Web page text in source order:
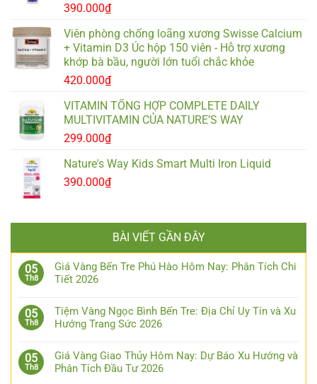
390.000₫
Viên phòng chống loãng xương Swisse Calcium
+ Vitamin D3 Úc hộp 150 viên - Hỗ trợ xương
khớp bà bầu, người lớn tuổi chắc khỏe
420.000₫
VITAMIN TỔNG HỢP COMPLETE DAILY
MULTIVITAMIN CỦA NATURE’S WAY
299.000₫
Nature's Way Kids Smart Multi Iron Liquid
390.000₫
BÀI VIẾT GẦN ĐÂY
05
Th8
Giá Vàng Bến Tre Phú Hào Hôm Nay: Phân Tích Chi
Tiết 2026
05
Th8
Tiệm Vàng Ngọc Bình Bến Tre: Địa Chỉ Uy Tín và Xu
Hướng Trang Sức 2026
05
Th8
Giá Vàng Giao Thủy Hôm Nay: Dự Báo Xu Hướng và
Phân Tích Đầu Tư 2026